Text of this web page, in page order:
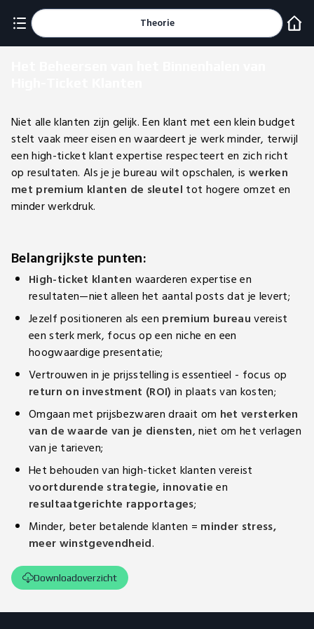
Theorie
Niet alle klanten zijn gelijk. Een klant met een klein budget
stelt vaak meer eisen en waardeert je werk minder, terwijl
een high-ticket klant expertise respecteert en zich richt
op resultaten. Als je je bureau wilt opschalen, iswerken
met premium klanten de sleutel tot hogere omzet en
minder werkdruk.
Belangrijkste punten:
High-ticket klanten waarderen expertise en
resultaten—niet alleen het aantal posts dat je levert;
Jezelf positioneren als een premium bureauvereist
een sterk merk, focus op een niche en een
hoogwaardige presentatie;
Vertrouwen in je prijsstelling is essentieel - focus op
return on investment (ROI) in plaats van kosten;
Omgaan met prijsbezwaren draait om het versterken
van de waarde van je diensten, niet om het verlagen
van je tarieven;
Het behouden van high-ticket klanten vereist
voortdurende strategie, innovatieen
resultaatgerichte rapportages;
Minder, beter betalende klanten = minder stress,
meer winstgevendheid.
Downloadoverzicht